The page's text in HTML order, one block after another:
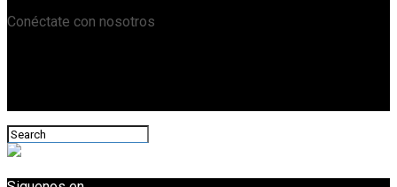
Conéctate con nosotros